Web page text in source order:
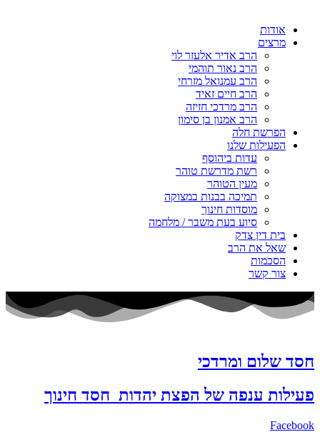
אודות
מרצים
הרב אדיר אלעזר לוי
הרב נאור תוהמי
הרב עמנואל מזרחי
הרב חיים זאיד
הרב מרדכי חזיזה
הרב אמנון בן סימון
הפרשת חלה
הפעילות שלנו
עדות ביהוסף
רשת מדרשת טוהר
מעין הטוהר
תמיכה בבנות במצוקה
מוסדות חינוך
סיוע בעת משבר / מלחמה
בית דין צדק
שאל את הרב
הסכמות
צור קשר
חסד שלום ומרדכי
פעילות ענפה של הפצת יהדות חסד חינוך
Facebook